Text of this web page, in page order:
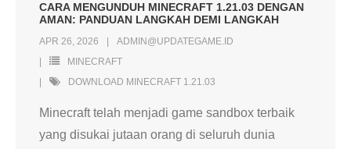
CARA MENGUNDUH MINECRAFT 1.21.03 DENGAN
AMAN: PANDUAN LANGKAH DEMI LANGKAH
APR 26, 2026
ADMIN@UPDATEGAME.ID
MINECRAFT
DOWNLOAD MINECRAFT 1.21.03
Minecraft telah menjadi game sandbox terbaik
yang disukai jutaan orang di seluruh dunia